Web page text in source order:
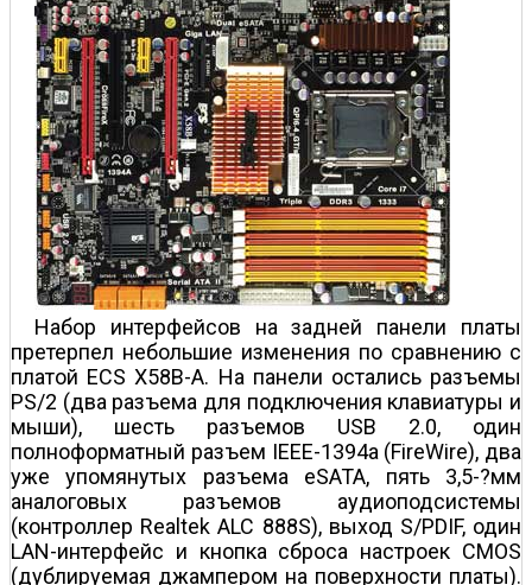
Набор интерфейсов на задней панели платы
претерпел небольшие изменения по сравнению с
платой ECS X58B-A. На панели остались разъемы
PS/2 (два разъема для подключения клавиатуры и
мыши), шесть разъемов USB 2.0, один
полноформатный разъем IEEE-1394a (FireWire), два
уже упомянутых разъема eSATA, пять 3,5-?мм
аналоговых разъемов аудиоподсистемы
(контроллер Realtek ALC 888S), выход S/PDIF, один
LAN-интерфейс и кнопка сброса настроек CMOS
(дублируемая джампером на поверхности платы).